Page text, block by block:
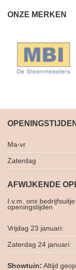
ONZE MERKEN
OPENINGSTIJDEN
Ma-vr
Zaterdag
AFWIJKENDE
I.v.m. ons
openingstijden
Vrijdag 23 januari:
Zaterdag 24 januari:
Showtuin: Altijd